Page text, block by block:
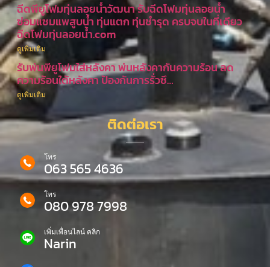
ฉีดพียูโฟมทุ่นลอยน้ำวัฒนา รับฉีดโฟมทุ่นลอยน้ำ
ซ่อมแซมแพสูบน้ำ ทุ่นแตก ทุ่นชำรุด ครบจบในที่เดียว
ฉีดโฟมทุ่นลอยน้ำ.com
ดูเพิ่มเติม
รับพ่นพียูโฟมใส่หลังคา พ่นหลังคากันความร้อน ลด
ความร้อนใต้หลังคา ป้องกันการรั่วซึ…
ดูเพิ่มเติม
ติดต่อเรา
โทร
063 565 4636
โทร
080 978 7998
เพิ่มเพื่อนไลน์ คลิก
Narin